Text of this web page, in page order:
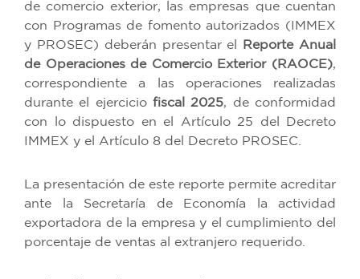
de comercio exterior, las empresas que cuentan
con Programas de fomento autorizados (IMMEX
y PROSEC) deberán presentar el
Reporte Anual
de Operaciones de Comercio Exterior (RAOCE),
correspondiente a las operaciones realizadas
durante el ejercicio fiscal 2025, de conformidad
con lo dispuesto en el Artículo 25 del Decreto
IMMEX y el Artículo 8 del Decreto PROSEC.
La presentación de este reporte permite acreditar
ante la Secretaría de Economía la actividad
exportadora de la empresa y el cumplimiento del
porcentaje de ventas al extranjero requerido.